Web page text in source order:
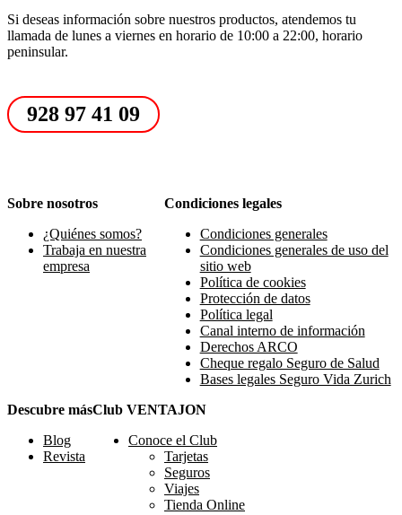
Si deseas información sobre nuestros productos, atendemos tu
llamada de lunes a viernes en horario de 10:00 a 22:00, horario
peninsular.
928 97 41 09
Sobre nosotros
¿Quiénes somos?
Trabaja en nuestra
empresa
Condiciones legales
Condiciones generales
Condiciones generales de uso del
sitio web
Política de cookies
Protección de datos
Política legal
Canal interno de información
Derechos ARCO
Cheque regalo Seguro de Salud
Bases legales Seguro Vida Zurich
Descubre más
Blog
Revista
Club VENTAJON
Conoce el Club
Tarjetas
Seguros
Viajes
Tienda Online